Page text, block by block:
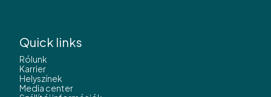
Quick links
Rólunk
Karrier
Helyszínek
Media center